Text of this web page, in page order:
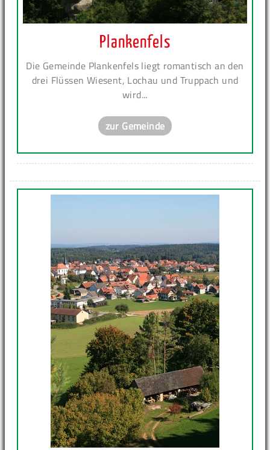
Plankenfels
Die Gemeinde Plankenfels liegt romantisch an den
drei Flüssen Wiesent, Lochau und Truppach und
wird...
zur Gemeinde